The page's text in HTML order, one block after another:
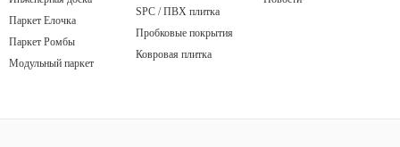
Паркет Елочка
Паркет Ромбы
Модульный паркет
SPC / ПВХ плитка
Пробковые покрытия
Ковровая плитка